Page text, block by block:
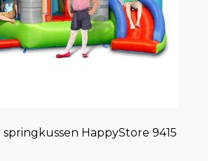
springkussen HappyStore 9415